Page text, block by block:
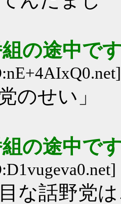
の途中で
のせい」
の途中で
な話野党